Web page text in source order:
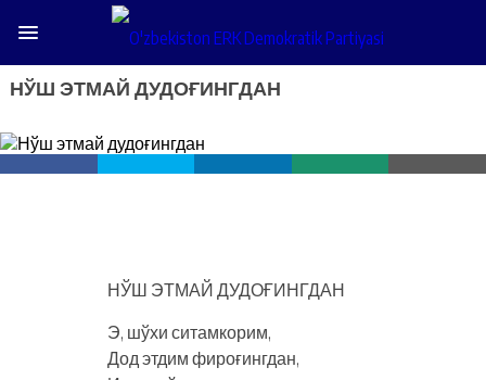
НЎШ ЭТМАЙ ДУДОҒИНГДАН
НЎШ ЭТМАЙ ДУДОҒИНГДАН
Э, шўхи ситамкорим,
Дод этдим фироғингдан,